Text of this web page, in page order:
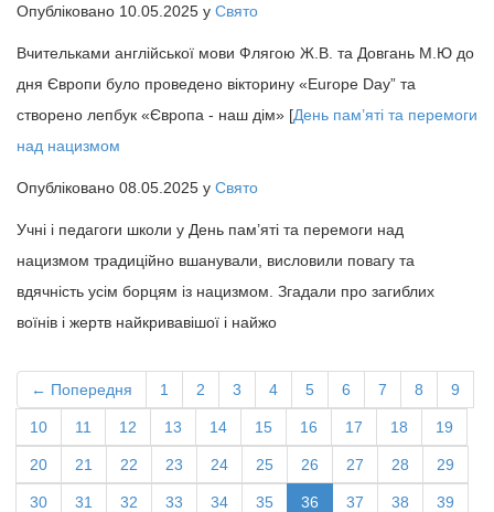
Опубліковано 10.05.2025 у Свято
Вчительками англійської мови Флягою Ж.В. та Довгань М.Ю до
дня Європи було проведено вікторину «Europe Day” та
створено лепбук «Європа - наш дім» [День пам’яті та перемоги
над нацизмом
Опубліковано 08.05.2025 у Свято
Учні і педагоги школи у День пам’яті та перемоги над
нацизмом традиційно вшанували, висловили повагу та
вдячність усім борцям із нацизмом. Згадали про загиблих
воїнів і жертв найкривавішої і найжо
← Попередня 1 2 3 4 5 6 7 8 9
10 11 12 13 14 15 16 17 18 19
20 21 22 23 24 25 26 27 28 29
30 31 32 33 34 35 36 37 38 39